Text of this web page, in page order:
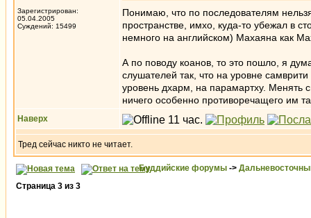
Зарегистрирован:
05.04.2005
Суждений: 15499
Понимаю, что по последователям
пространстве, имхо, куда-то убежал в
немного на английском) Махаяна как
А по поводу коанов, то это пошло, я
слушателей так, что на уровне
уровень дхарм, на парамартху. Менять
ничего особенно противоречащего им
Наверх
Тред сейчас никто не читает.
Буддийские форумы ->
Страница 3 из 3